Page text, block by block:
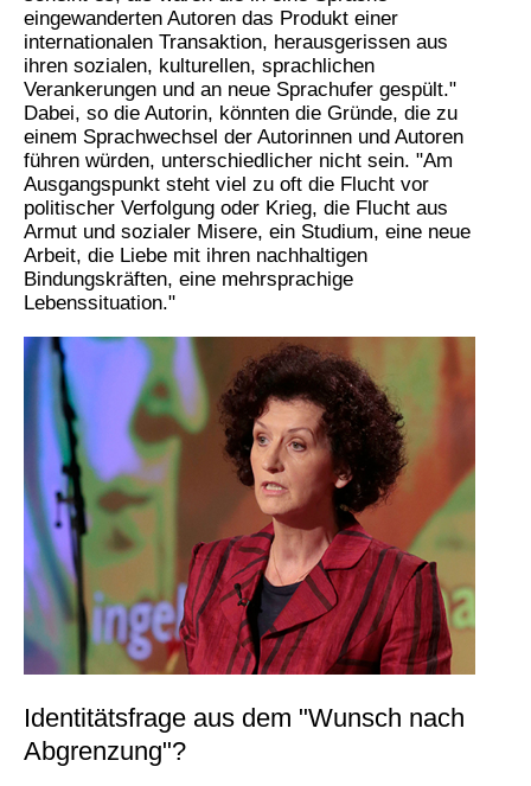
eingewanderten Autoren das Produkt einer
internationalen Transaktion, herausgerissen aus
ihren sozialen, kulturellen, sprachlichen
Verankerungen und an neue Sprachufer gespült."
Dabei, so die Autorin, könnten die Gründe, die zu
einem Sprachwechsel der Autorinnen und Autoren
führen würden, unterschiedlicher nicht sein. "Am
Ausgangspunkt steht viel zu oft die Flucht vor
politischer Verfolgung oder Krieg, die Flucht aus
Armut und sozialer Misere, ein Studium, eine neue
Arbeit, die Liebe mit ihren nachhaltigen
Bindungskräften, eine mehrsprachige
Lebenssituation."
Identitätsfrage aus dem "Wunsch nach
Abgrenzung"?